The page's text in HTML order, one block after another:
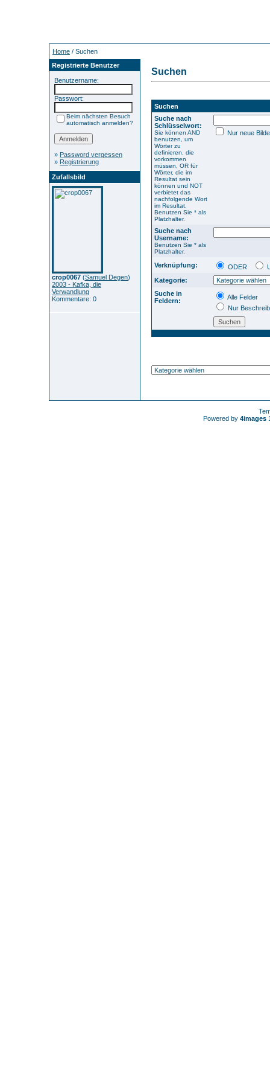
Home / Suchen
Registrierte Benutzer
Benutzername:
Passwort:
Beim nächsten Besuch
automatisch anmelden?
» Password vergessen
» Registrierung
Zufallsbild
crop0067 (Samuel Degen)
2003 - Kafka, die
Verwandlung
Kommentare: 0
Suchen
Suchen
Suche nach
Schlüsselwort:
Sie können AND
benutzen, um
Wörter zu
definieren, die
vorkommen
müssen, OR für
Wörter, die im
Resultat sein
können und NOT
verbietet das
nachfolgende Wort
im Resultat.
Benutzen Sie * als
Platzhalter.
Nur neue
Suche nach
Username:
Benutzen Sie * als
Platzhalter.
Verknüpfung: ODER
Kategorie:
Suche in
Feldern:
Alle Felder
Nur
Powered by 4images